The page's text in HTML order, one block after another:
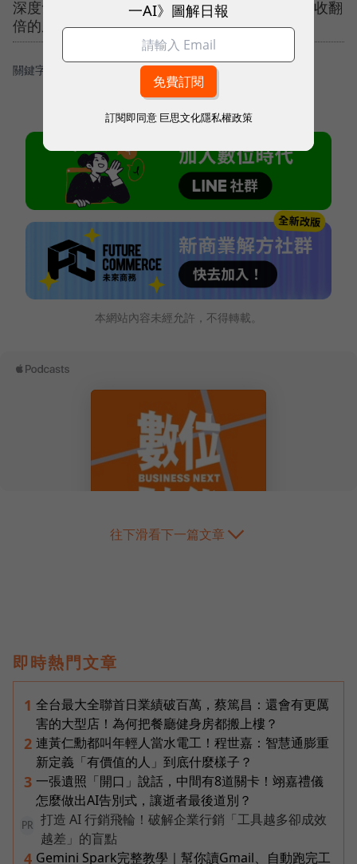
深度會員經營】從數據解讀到策略落地，解密營收翻
倍的底層邏輯！
關鍵字： ＃機器人
本網站內容未經允許，不得轉載。
往下滑看下一篇文章
即時熱門文章
1 全台最大全聯首日業績破百萬，蔡篤昌：還會有更厲
害的大型店！為何把餐廳健身房都搬上樓？
2 連黃仁勳都叫年輕人當水電工！程世嘉：智慧通膨重
新定義「有價值的人」到底什麼樣子？
3 一張遺照「開口」說話，中間有8道關卡！翊嘉禮儀
怎麼做出AI告別式，讓逝者最後道別？
PR
打造 AI 行銷飛輪！破解企業行銷「工具越多卻成效
越差」的盲點
4 Gemini Spark完整教學｜幫你讀Gmail、自動跑完工
一AI》圖解日報
訂閱即同意 巨思文化隱私權政策